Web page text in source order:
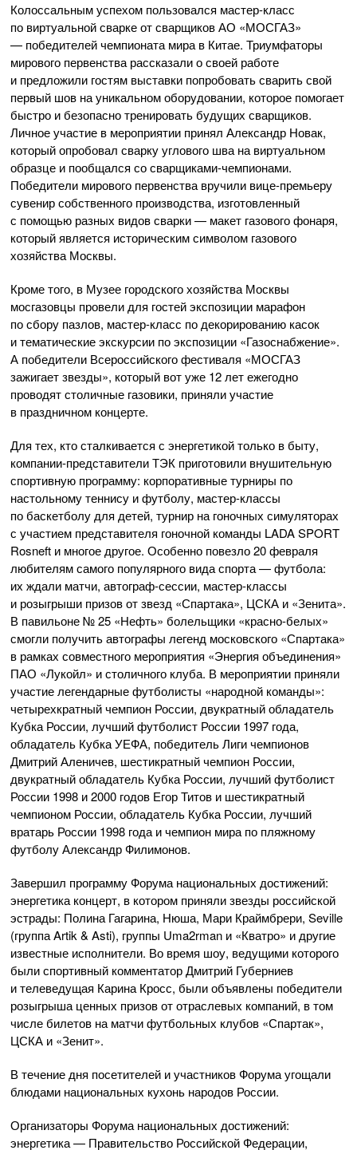
Колоссальным успехом пользовался мастер-класс
по виртуальной сварке от сварщиков АО «МОСГАЗ»
— победителей чемпионата мира в Китае. Триумфаторы
мирового первенства рассказали о своей работе
и предложили гостям выставки попробовать сварить свой
первый шов на уникальном оборудовании, которое помогает
быстро и безопасно тренировать будущих сварщиков.
Личное участие в мероприятии принял Александр Новак,
который опробовал сварку углового шва на виртуальном
образце и пообщался со сварщиками-чемпионами.
Победители мирового первенства вручили вице-премьеру
сувенир собственного производства, изготовленный
с помощью разных видов сварки — макет газового фонаря,
который является историческим символом газового
хозяйства Москвы.
Кроме того, в Музее городского хозяйства Москвы
мосгазовцы провели для гостей экспозиции марафон
по сбору пазлов, мастер-класс по декорированию касок
и тематические экскурсии по экспозиции «Газоснабжение».
А победители Всероссийского фестиваля «МОСГАЗ
зажигает звезды», который вот уже 12 лет ежегодно
проводят столичные газовики, приняли участие
в праздничном концерте.
Для тех, кто сталкивается с энергетикой только в быту,
компании-представители ТЭК приготовили внушительную
спортивную программу: корпоративные турниры по
настольному теннису и футболу, мастер-классы
по баскетболу для детей, турнир на гоночных симуляторах
с участием представителя гоночной команды LADA SPORT
Rosneft и многое другое. Особенно повезло 20 февраля
любителям самого популярного вида спорта — футбола:
их ждали матчи, автограф-сессии, мастер-классы
и розыгрыши призов от звезд «Спартака», ЦСКА и «Зенита».
В павильоне № 25 «Нефть» болельщики «красно-белых»
смогли получить автографы легенд московского «Спартака»
в рамках совместного мероприятия «Энергия объединения»
ПАО «Лукойл» и столичного клуба. В мероприятии приняли
участие легендарные футболисты «народной команды»:
четырехкратный чемпион России, двукратный обладатель
Кубка России, лучший футболист России 1997 года,
обладатель Кубка УЕФА, победитель Лиги чемпионов
Дмитрий Аленичев, шестикратный чемпион России,
двукратный обладатель Кубка России, лучший футболист
России 1998 и 2000 годов Егор Титов и шестикратный
чемпионом России, обладатель Кубка России, лучший
вратарь России 1998 года и чемпион мира по пляжному
футболу Александр Филимонов.
Завершил программу Форума национальных достижений:
энергетика концерт, в котором приняли звезды российской
эстрады: Полина Гагарина, Нюша, Мари Краймбрери, Seville
(группа Artik & Asti), группы Uma2rman и «Кватро» и другие
известные исполнители. Во время шоу, ведущими которого
были спортивный комментатор Дмитрий Губерниев
и телеведущая Карина Кросс, были объявлены победители
розыгрыша ценных призов от отраслевых компаний, в том
числе билетов на матчи футбольных клубов «Спартак»,
ЦСКА и «Зенит».
В течение дня посетителей и участников Форума угощали
блюдами национальных кухонь народов России.
Организаторы Форума национальных достижений:
энергетика — Правительство Российской Федерации,